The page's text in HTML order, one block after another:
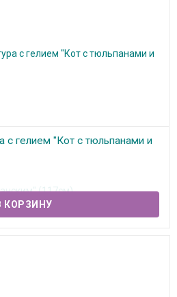
с гелием "Кот с тюльпанами и